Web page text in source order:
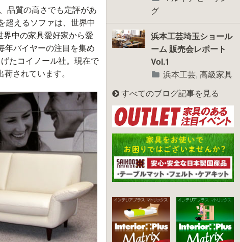
品質の高さでも定評があ
超えるソファは、世界中
中の家具愛好家から愛
年バイヤーの注目を集め
たコイノール社。現在で
されています。
グ
浜本工芸埼玉ショール
ーム 販売会レポート
Vol.1
浜本工芸,高級家具
すべてのブログ記事を見る